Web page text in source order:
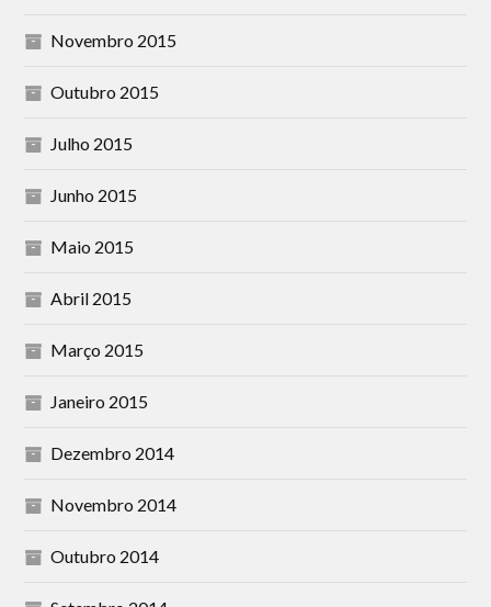
Novembro 2015
Outubro 2015
Julho 2015
Junho 2015
Maio 2015
Abril 2015
Março 2015
Janeiro 2015
Dezembro 2014
Novembro 2014
Outubro 2014